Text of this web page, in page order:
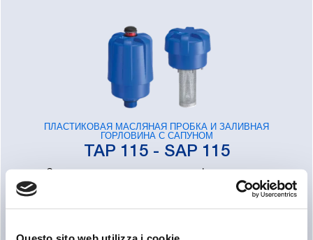
ПЛАСТИКОВАЯ МАСЛЯНАЯ ПРОБКА И ЗАЛИВНАЯ
ГОРЛОВИНА С САПУНОМ
TAP 115 - SAP 115
элементом 3 и 10 мкм. Расход до 3000 л/мин.